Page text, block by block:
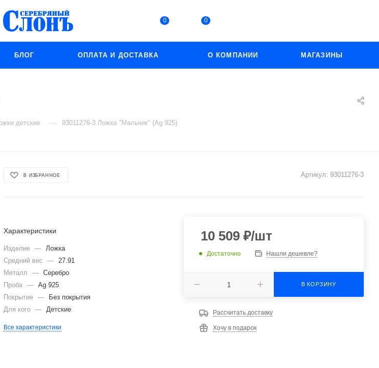
0 0
БЛОГ ОПЛАТА И ДОСТАВКА О КОМПАНИИ МАГАЗИНЫ
детские — 93011276-3 Ложка "Мальчик" (Ag 925)
В ИЗБРАННОЕ Артикул: 93011276-3
Характеристики
Изделие —
Ложка
Средний вес
—
27.91
Металл
—
Серебро
Проба
—
Ag 925
Покрытие
—
Без покрытия
Для кого
— Детские
Все характеристики
10 509₽/шт
Достаточно Нашли дешевле?
В КОРЗИНУ
Рассчитать доставку
Хочу в подарок